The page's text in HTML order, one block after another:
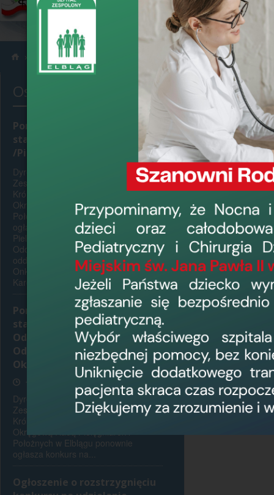
Informacje ›
Ostatnio dodane
Ponowne konkursy na
stanowiska Pielęgniarek
/Pielęgniarzy Oddziałowych
Dyrektor Wojewódzkiego Szpitala
Zespolonego w Elblągu, ul.
Królewiecka 146, w porozumieniu z
Okręgową Radą Pielęgniarek i
Położnych w Elblągu p o n o w n i e
ogłasza konkurs na stanowisko
Pielęgniarki Oddziałowej /Pielęgniarza
Oddziałowego niżej wymienionych
oddziałów : 1. Oddziału
Onkologicznego 2. Oddziału
Kardiologicznego z Pododdziałem...
Ponowny konkurs na
stanowisko Pielęgniarki
Oddziałowej/Pielęgniarza
Oddziałowego Oddziału
Okulistycznego
17 czerwca 2026, 13:35
Dyrektor Wojewódzkiego Szpitala
Zespolonego w Elblągu, ul.
Królewiecka 146, w porozumieniu z
Okręgową Radą Pielęgniarek i
Położnych w Elblągu ponownie
ogłasza konkurs na...
Ogłoszenie o rozstrzygnięciu
› data dodania: